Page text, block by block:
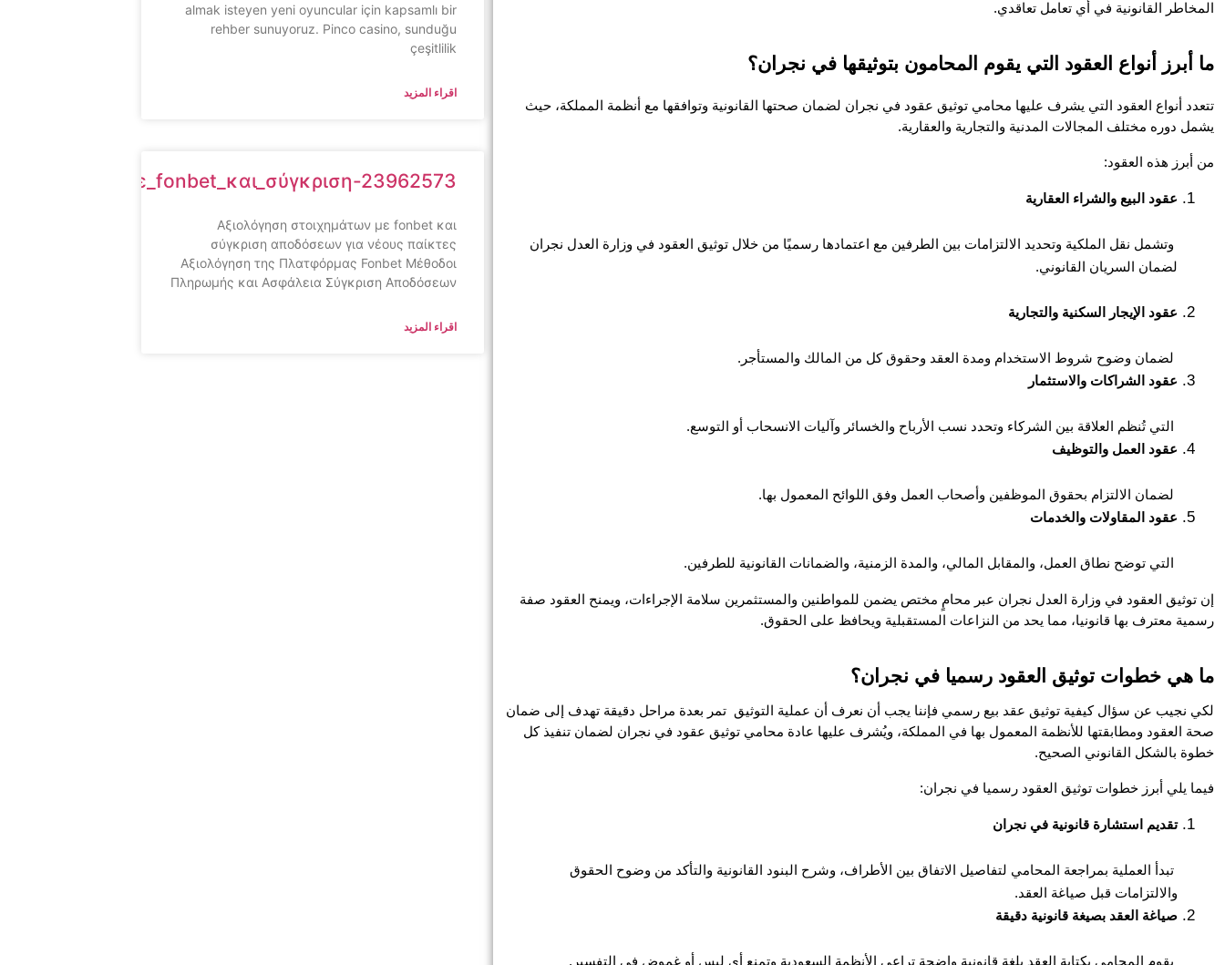
المخاطر القانونية في أي تعامل تعاقدي.
ما أبرز أنواع العقود التي يقوم المحامون بتوثيقها في نجران؟
يشمل دوره مختلف المجالات المدنية والتجارية والعقارية.
من أبرز هذه العقود:
عقود البيع والشراء العقارية
لضمان السريان القانوني.
عقود الإيجار السكنية والتجارية
عقود الشراكات والاستثمار
عقود العمل والتوظيف
عقود المقاولات والخدمات
رسمية معترف بها قانونيا، مما يحد من النزاعات المستقبلية ويحافظ على الحقوق.
ما هي خطوات توثيق العقود رسميا في نجران؟
خطوة بالشكل القانوني الصحيح.
فيما يلي أبرز خطوات توثيق العقود رسميا في نجران:
تقديم استشارة قانونية في نجران
والالتزامات قبل صياغة العقد.
صياغة العقد بصيغة قانونية دقيقة
almak isteyen yeni oyuncular için kapsamlı bir
rehber sunuyoruz. Pinco casino, sunduğu
çeşitlilik
اقراء المزيد
23962573
Αξιολόγηση στοιχημάτων με fonbet και
σύγκριση αποδόσεων για νέους παίκτες
Αξιολόγηση της Πλατφόρμας Fonbet Μέθοδοι
Πληρωμής και Ασφάλεια Σύγκριση Αποδόσεων
اقراء المزيد